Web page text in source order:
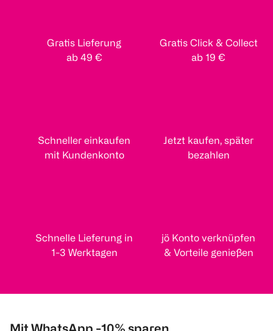
Gratis Lieferung
ab 49 €
Gratis Click & Collect
ab 19 €
Schneller einkaufen
mit Kundenkonto
Jetzt kaufen, später
bezahlen
Schnelle Lieferung in
1-3 Werktagen
jö Konto verknüpfen
& Vorteile genießen